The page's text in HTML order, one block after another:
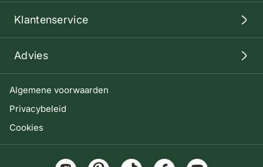
Algemene voorwaarden
Privacybeleid
Cookies
Klantenservice
Advies